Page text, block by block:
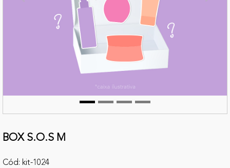
BOX S.O.S M
Cód: kit-1024